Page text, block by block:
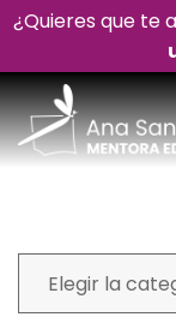
¿Quieres que te